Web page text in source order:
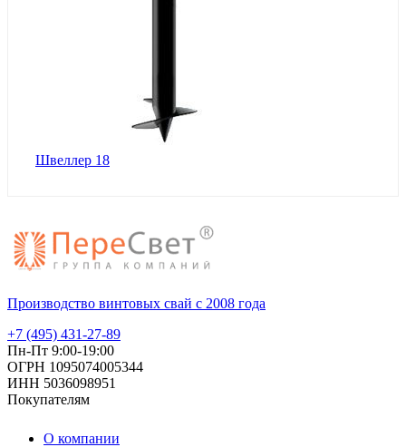
Швеллер 18
Производство винтовых свай с 2008 года
+7 (495) 431-27-89
Пн-Пт 9:00-19:00
ОГРН 1095074005344
ИНН 5036098951
Покупателям
О компании